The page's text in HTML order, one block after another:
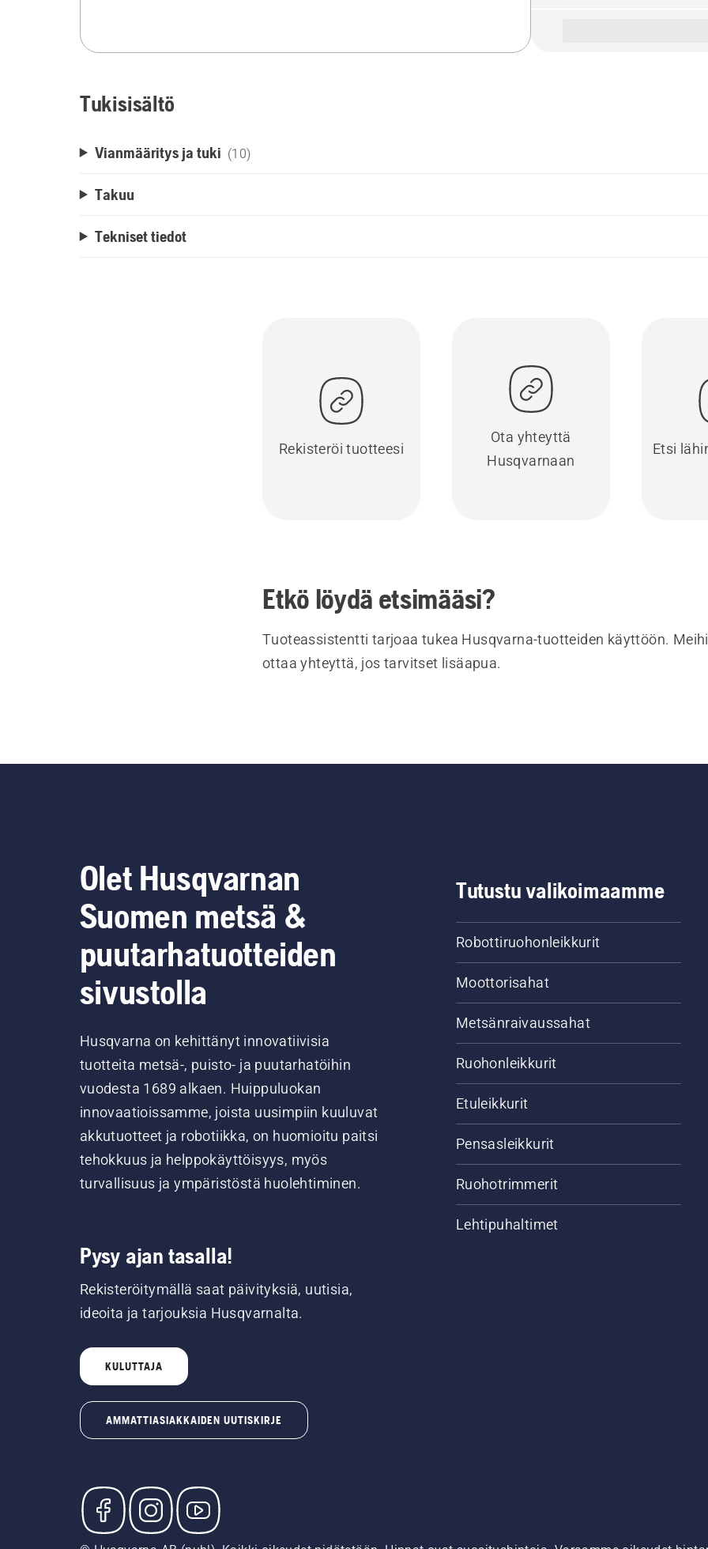
Tukisisältö
Vianmääritys ja tuki (10)
Takuu
Tekniset tiedot
Rekisteröi tuotteesi
Ota yhteyttä
Husqvarnaan
Etsi
Etkö löydä etsimääsi?
Tuoteassistentti tarjoaa tukea Husqvarna-tuotteiden käyttöön.
ottaa yhteyttä, jos tarvitset lisäapua.
Olet Husqvarnan
Suomen metsä &
puutarhatuotteiden
sivustolla
Husqvarna on kehittänyt innovatiivisia
tuotteita metsä-, puisto- ja puutarhatöihin
vuodesta 1689 alkaen. Huippuluokan
innovaatioissamme, joista uusimpiin kuuluvat
akkutuotteet ja robotiikka, on huomioitu paitsi
tehokkuus ja helppokäyttöisyys, myös
turvallisuus ja ympäristöstä huolehtiminen.
Pysy ajan tasalla!
Rekisteröitymällä saat päivityksiä, uutisia,
ideoita ja tarjouksia Husqvarnalta.
KULUTTAJA
AMMATTIASIAKKAIDEN UUTISKIRJE
Tutustu valikoimaamme
Robottiruohonleikkurit
Moottorisahat
Metsänraivaussahat
Ruohonleikkurit
Etuleikkurit
Pensasleikkurit
Ruohotrimmerit
Lehtipuhaltimet